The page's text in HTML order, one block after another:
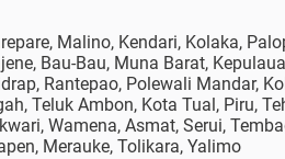
Malino, Kendari, Kolaka,
Bau-Bau, Muna Barat,
Rantepao, Polewali Mandar,
Teluk Ambon, Kota Tual, Piru,
Wamena, Asmat, Serui,
Merauke, Tolikara, Yalimo